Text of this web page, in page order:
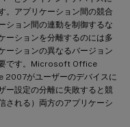
。アプリケーション間の競合
ション間の連動を制御するな
ーションを分離するのには多
ーションの異なるバージョン
要です。Microsoft Office
2007がユーザーのデバイスに
ー設定の分離に失敗すると競
される）両方のアプリケーシ